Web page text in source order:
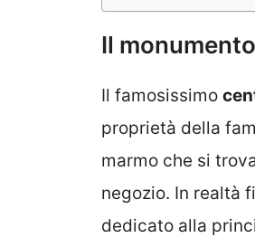
Il
Il famosissimo
proprietà della
marmo che si
negozio. In realtà
dedicato alla